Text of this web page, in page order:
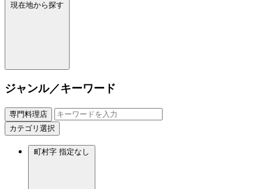
現在地から探す
ジャンル／キーワード
専門料理店
カテゴリ選択
町村字 指定なし